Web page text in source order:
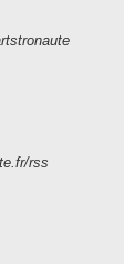
rss